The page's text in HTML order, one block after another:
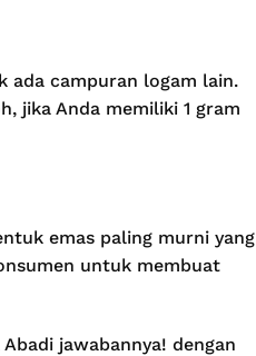
ada campuran logam lain.
jika Anda memiliki 1 gram
emas paling murni yang
untuk membuat
jawabannya! dengan